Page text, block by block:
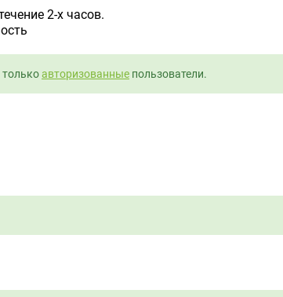
2-х часов.
толькоавторизованные пользователи.